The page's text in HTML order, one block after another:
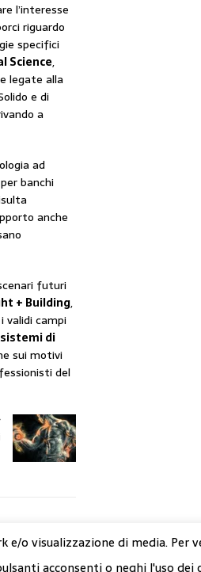
l’interesse
riguardo
specifici
Science,
legate alla
e di
a
ad
banchi
anche
futuri
+ Building,
validi campi
sistemi di
sui motivi
del
o visualizzazione di media.
acconsenti o neghi l'uso dei